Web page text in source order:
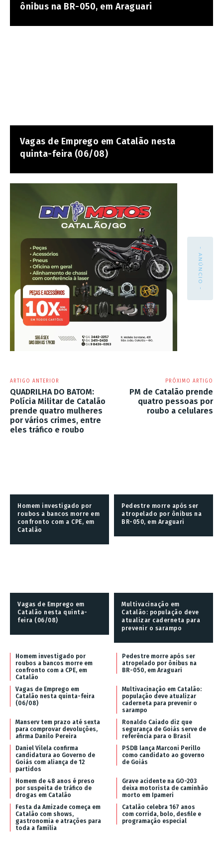
ônibus na BR-050, em Araguari
Vagas de Emprego em Catalão nesta
quinta-feira (06/08)
- ANÚNCIO -
ARTIGO ANTERIOR
QUADRILHA DO BATOM:
Polícia Militar de Catalão
prende quatro mulheres
por vários crimes, entre
eles tráfico e roubo
PRÓXIMO ARTIGO
PM de Catalão prende
quatro pessoas por
roubo a celulares
Homem investigado por
roubos a bancos morre em
confronto com a CPE, em
Catalão
Pedestre morre após ser
atropelado por ônibus na
BR-050, em Araguari
Vagas de Emprego em
Catalão nesta quinta-
feira (06/08)
Multivacinação em
Catalão: população deve
atualizar caderneta para
prevenir o sarampo
Homem investigado por
roubos a bancos morre em
confronto com a CPE, em
Catalão
Pedestre morre após ser
atropelado por ônibus na
BR-050, em Araguari
Vagas de Emprego em
Catalão nesta quinta-feira
(06/08)
Multivacinação em Catalão:
população deve atualizar
caderneta para prevenir o
sarampo
Manserv tem prazo até sexta
para comprovar devoluções,
afirma Danilo Pereira
Ronaldo Caiado diz que
segurança de Goiás serve de
referência para o Brasil
Daniel Vilela confirma
candidatura ao Governo de
Goiás com aliança de 12
partidos
PSDB lança Marconi Perillo
como candidato ao governo
de Goiás
Homem de 48 anos é preso
por suspeita de tráfico de
drogas em Catalão
Grave acidente na GO-203
deixa motorista de caminhão
morto em Ipameri
Festa da Amizade começa em
Catalão com shows,
gastronomia e atrações para
toda a família
Catalão celebra 167 anos
com corrida, bolo, desfile e
programação especial